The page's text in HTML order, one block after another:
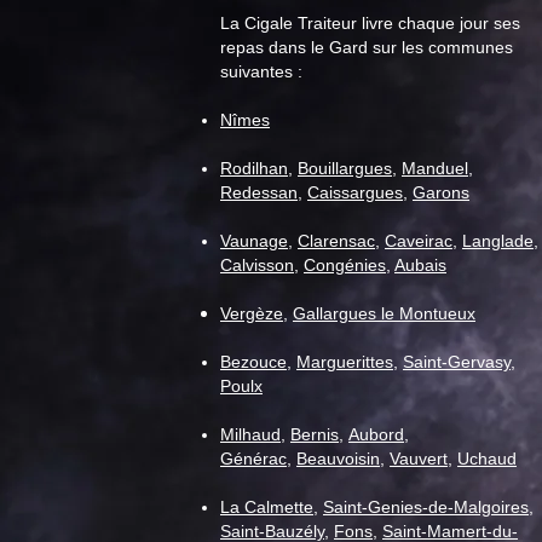
dans nos repas pour les
La Cigale Traiteur livre chaque jour ses
repas dans le Gard sur les communes
suivantes :
Nîmes
Rodilhan Bouillargues Manduel
Redessan Caissargues Garons
Vaunage Clarensac Caveirac Langlade
Calvisson Congénies Aubais
Vergèze Gallargues le Montueux
Bezouce Marguerittes Saint-Gervasy,
Poulx
Milhaud Bernis Aubord
Générac Beauvoisin Vauvert Uchaud
La Calmette Saint-Genies-de-Malgoires
Saint-Bauzély, Fons Saint-Mamert-du-